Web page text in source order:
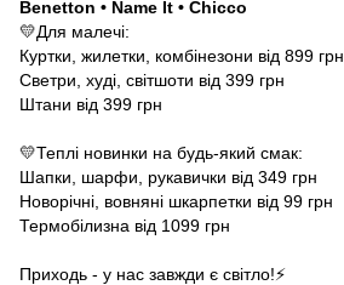
Benetton • Name It • Chicco
💛Для малечі:
Куртки, жилетки, комбінезони від 899 грн
Светри, худі, світшоти від 399 грн
Штани від 399 грн
💛Теплі новинки на будь-який смак:
Шапки, шарфи, рукавички від 349 грн
Новорічні, вовняні шкарпетки від 99 грн
Термобілизна від 1099 грн
Приходь - у нас завжди є світло!⚡️